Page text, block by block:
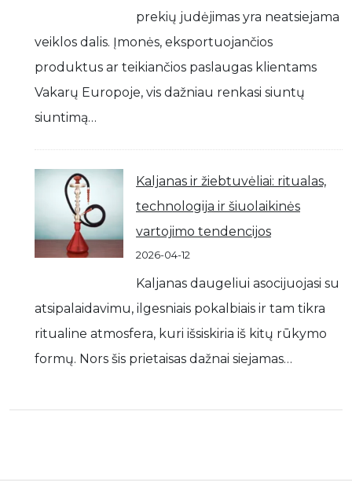
prekių judėjimas yra neatsiejama
veiklos dalis. Įmonės, eksportuojančios
produktus ar teikiančios paslaugas klientams
Vakarų Europoje, vis dažniau renkasi siuntų
siuntimą…
Kaljanas ir žiebtuvėliai: ritualas,
technologija ir šiuolaikinės
vartojimo tendencijos
2026-04-12
Kaljanas daugeliui asocijuojasi su
atsipalaidavimu, ilgesniais pokalbiais ir tam tikra
ritualine atmosfera, kuri išsiskiria iš kitų rūkymo
formų. Nors šis prietaisas dažnai siejamas…